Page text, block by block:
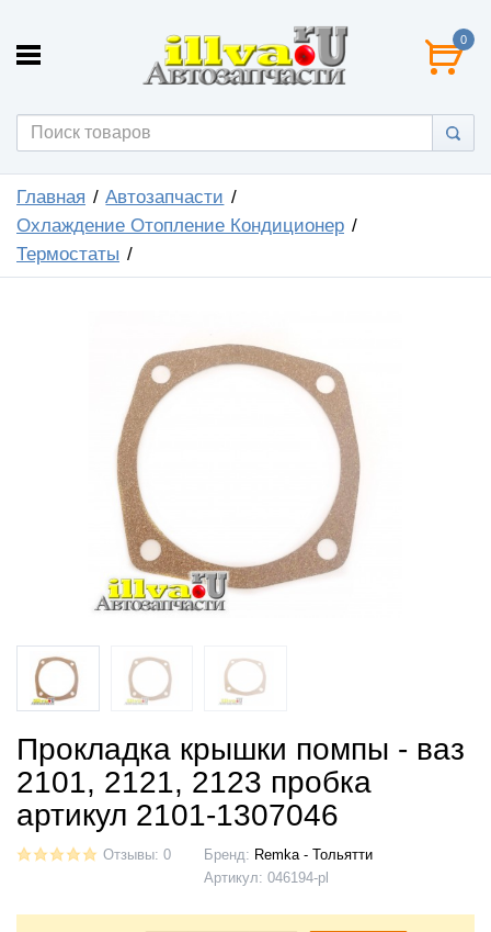
0
Главная
Автозапчасти
Охлаждение Отопление Кондиционер
Термостаты
Прокладка крышки помпы - ваз
2101, 2121, 2123 пробка
артикул 2101-1307046
Отзывы: 0 Бренд: Remka - Тольятти
Артикул: 046194-pl